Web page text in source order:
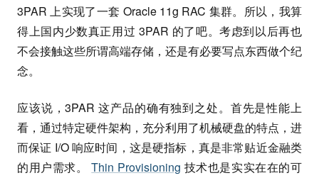
3PAR 上实现了一套 Oracle 11g RAC 集群。所以，我算
得上国内少数真正用过 3PAR 的了吧。考虑到以后再也
不会接触这些所谓高端存储，还是有必要写点东西做个纪
念。
应该说，3PAR 这产品的确有独到之处。首先是性能上
看，通过特定硬件架构，充分利用了机械硬盘的特点，进
而保证 I/O 响应时间，这是硬指标，真是非常贴近金融类
的用户需求。Thin Provisioning 技术也是实实在在的可